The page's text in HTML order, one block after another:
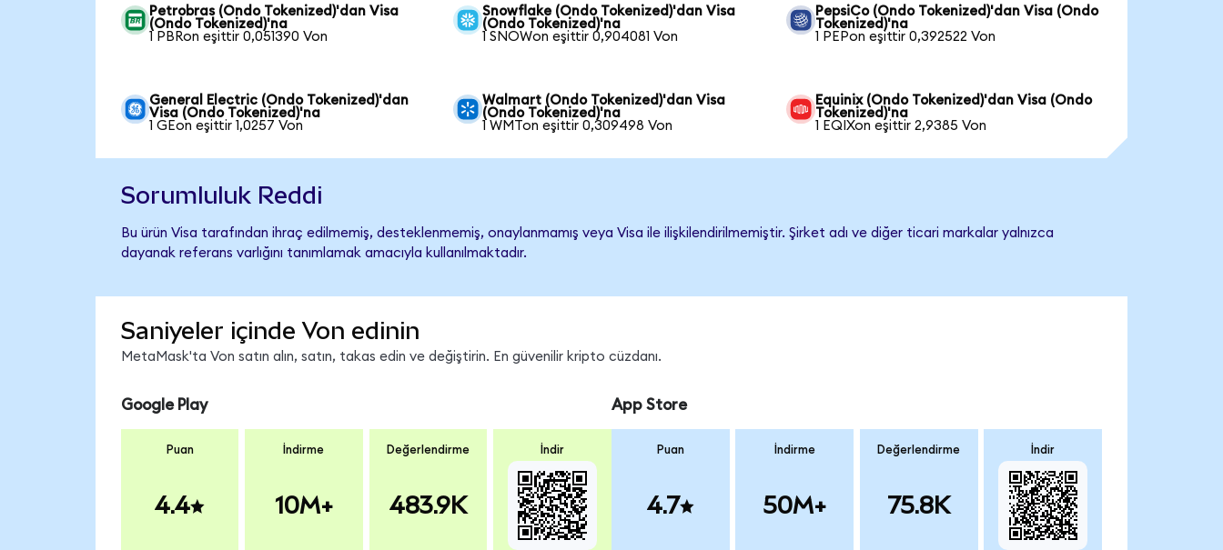
Petrobras (Ondo Tokenized)'dan Visa
(Ondo Tokenized)'na
1 PBRon eşittir 0,051390 Von
Snowflake (Ondo Tokenized)'dan Visa
(Ondo Tokenized)'na
1 SNOWon eşittir 0,904081 Von
PepsiCo (Ondo Tokenized)'dan Visa (Ondo
Tokenized)'na
1 PEPon eşittir 0,392522 Von
General Electric (Ondo Tokenized)'dan
Visa (Ondo Tokenized)'na
1 GEon eşittir 1,0257 Von
Walmart (Ondo Tokenized)'dan Visa
(Ondo Tokenized)'na
1 WMTon eşittir 0,309498 Von
Equinix (Ondo Tokenized)'dan Visa (Ondo
Tokenized)'na
1 EQIXon eşittir 2,9385 Von
Sorumluluk Reddi
Bu ürün Visa tarafından ihraç edilmemiş, desteklenmemiş, onaylanmamış veya Visa ile ilişkilendirilmemiştir. Şirket adı ve diğer ticari markalar yalnızca
dayanak referans varlığını tanımlamak amacıyla kullanılmaktadır.
Saniyeler içinde Von edinin
MetaMask'ta Von satın alın, satın, takas edin ve değiştirin. En güvenilir kripto cüzdanı.
Google Play
Puan
4.4
İndirme
10M+
Değerlendirme
483.9K
İndir
App Store
Puan
4.7
İndirme
50M+
Değerlendirme
75.8K
İndir